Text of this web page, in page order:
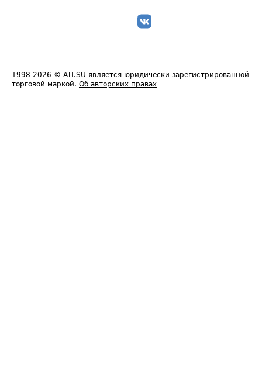
1998-2026 © ATI.SU является юридически зарегистрированной
торговой маркой. Об авторских правах